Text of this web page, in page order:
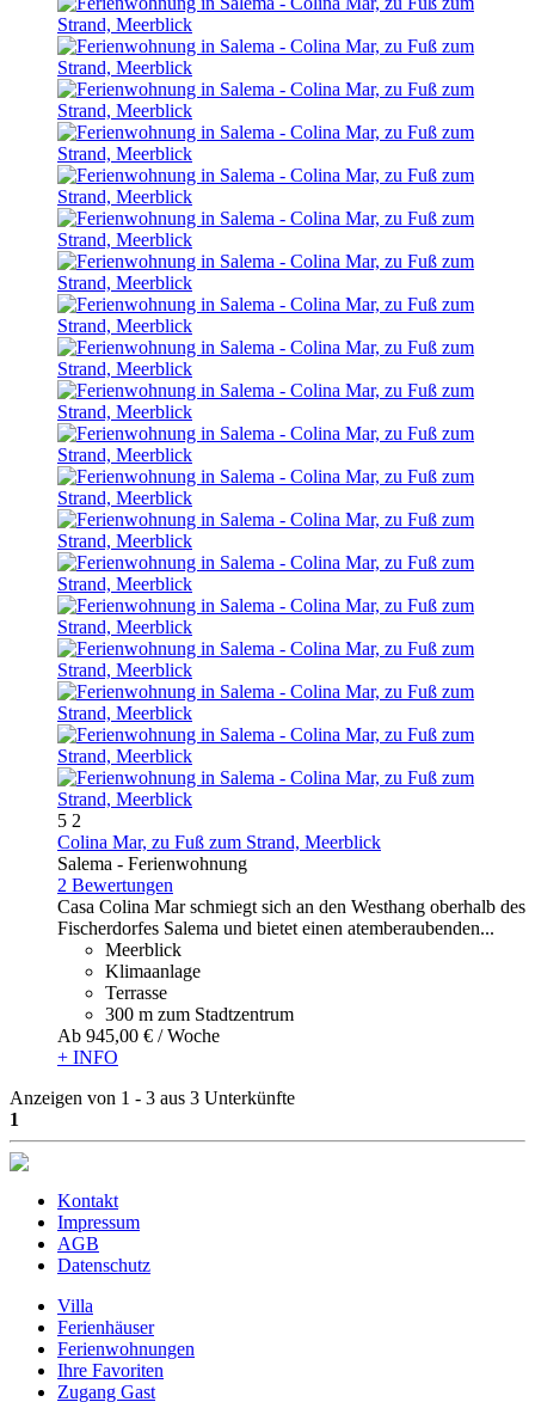
5 2
Colina Mar, zu Fuß zum Strand, Meerblick
Salema - Ferienwohnung
2 Bewertungen
Casa Colina Mar schmiegt sich an den Westhang oberhalb des
Fischerdorfes Salema und bietet einen atemberaubenden...
Meerblick
Klimaanlage
Terrasse
300 m zum Stadtzentrum
Ab 945,00 € / Woche
+ INFO
Anzeigen von 1 - 3 aus 3 Unterkünfte
1
Kontakt
Impressum
AGB
Datenschutz
Villa
Ferienhäuser
Ferienwohnungen
Ihre Favoriten
Zugang Gast